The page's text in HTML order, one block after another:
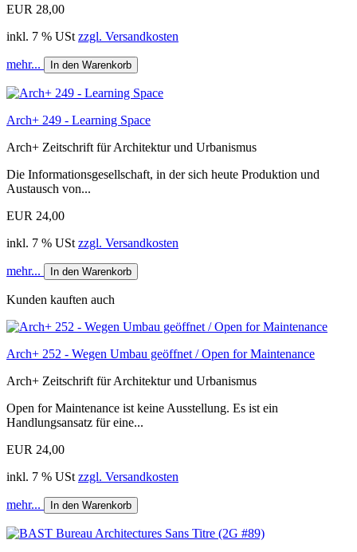
EUR 28,00
inkl. 7 % USt zzgl. Versandkosten
mehr... In den Warenkorb
Arch+ 249 - Learning Space
Arch+ Zeitschrift für Architektur und Urbanismus
Die Informationsgesellschaft, in der sich heute Produktion und
Austausch von...
EUR 24,00
inkl. 7 % USt zzgl. Versandkosten
mehr... In den Warenkorb
Kunden kauften auch
Arch+ 252 - Wegen Umbau geöffnet / Open for Maintenance
Arch+ Zeitschrift für Architektur und Urbanismus
Open for Maintenance ist keine Ausstellung. Es ist ein
Handlungsansatz für eine...
EUR 24,00
inkl. 7 % USt zzgl. Versandkosten
mehr... In den Warenkorb